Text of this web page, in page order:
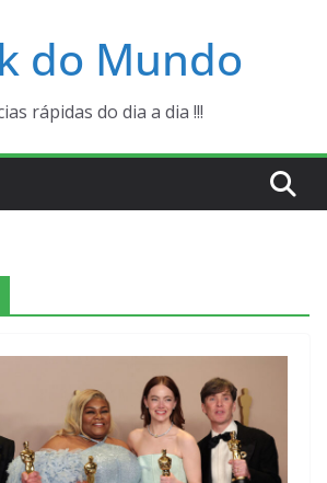
do Mundo
rápidas do dia a dia !!!